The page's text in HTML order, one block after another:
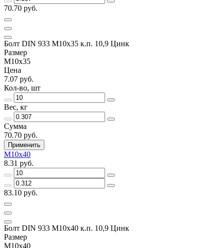
70.70 руб.
Болт DIN 933 М10х35 к.п. 10,9 Цинк
Размер
М10х35
Цена
7.07 руб.
Кол-во, шт
Вес, кг
Сумма
70.70 руб.
Применить
М10х40
8.31 руб.
83.10 руб.
Болт DIN 933 М10х40 к.п. 10,9 Цинк
Размер
М10х40